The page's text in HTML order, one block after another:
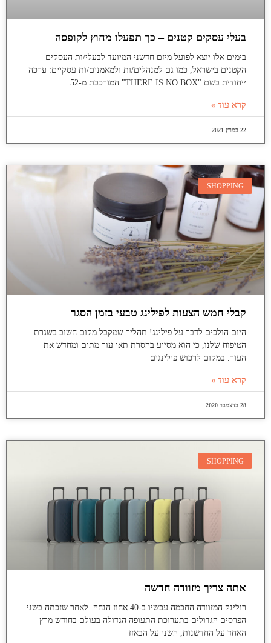
בעלי עסקים קטנים – כך תפעלו מחוץ לקופסה
בימים אלו יוצא לפועל מיזם חדשני המיועד לבעלי/ות העסקים
הקטנים בישראל, כמו גם למנהלים/ות ולמאמנים/ות עסקיים: ערכה
ייחודית בשם "THERE IS NO BOX" המורכבת מ-52
קרא עוד »
22 במרץ 2021
SHOPPING
קבלי חמש הצעות לפילינג טבעי בזמן הסגר
היום הולכים לדבר על פילינג! תהליך שמקבל מקום חשוב בשגרת
הטיפוח שלנו, כי הוא מסייע בהסרת תאי עור מתים ומחדש את
העור. במקום לרכוש פילינגים
קרא עוד »
28 בדצמבר 2020
SHOPPING
אתה צריך מזוודה חדשה
רולינק המזוודה החכמה עכשיו ב-40 אחוז הנחה. לאחר שזכתה בשני
הפרסים הגדולים בתערוכת התעופה הגדולה בעולם בחודש מרץ –
האחד על החדשנות, השני על הבאזז